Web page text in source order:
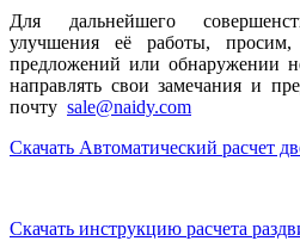
Для дальнейшего
улучшения её работы, просим,
предложений или обнаружении
направлять свои замечания и
почту sale@naidy.com
Скачать Автоматический расчет
Скачать инструкцию расчета